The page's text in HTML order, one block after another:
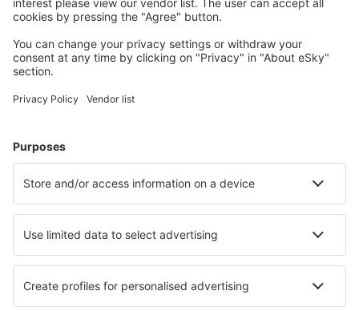
Prețuri atractive și oferte speciale pentru utilizatorii
conectați.
Cazarea preferată
apartamente și altele.
Cele mai căutate cazări de către utilizatorii eSky
Cazare în India - Orașe populare
Cazare în Mumbai Cazare în Hyderabad
Cazare în Varanasi Cazare în New Delhi